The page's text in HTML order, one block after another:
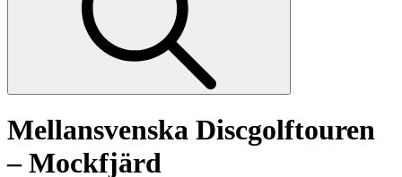
Mellansvenska Discgolftouren
– Mockfjärd